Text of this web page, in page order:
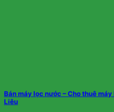
Bán máy lọc nước – Cho thuê
Liêu